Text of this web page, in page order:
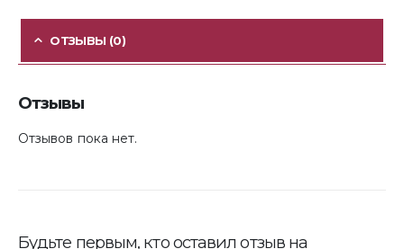
ОТЗЫВЫ (0)
Отзывы
Отзывов пока нет.
Будьте первым, кто оставил отзыв на